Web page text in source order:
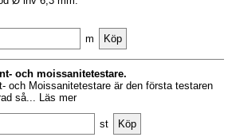
m
och moissanitetestare.
och Moissanitetestare är den första testaren
så... Läs mer
st